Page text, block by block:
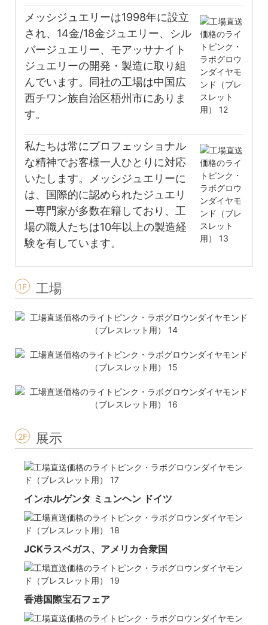
メッシジュエリーは1998年に設立
され、14金/18金ジュエリー、シル
バージュエリー、モアッサナイト
ジュエリーの開発・製造に取り組
んでいます。同社の工場は中国広
西チワン族自治区梧州市にありま
す。
私たちは常にプロフェッショナル
な精神でお客様一人ひとりに対応
いたします。メッシジュエリーに
は、国際的に認められたジュエリ
ー専門家が多数在籍しており、工
場の職人たちは10年以上の製造経
験を有しています。
1F 工場
2F 展示
インホルゲンタ ミュンヘン ドイツ
JCKラスベガス、アメリカ合衆国
香港国際宝石フェア